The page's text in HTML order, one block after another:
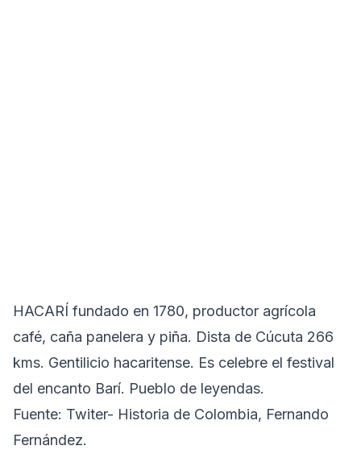
HACARÍ fundado en 1780, productor agrícola
café, caña panelera y piña. Dista de Cúcuta 266
kms. Gentilicio hacaritense. Es celebre el festival
del encanto Barí. Pueblo de leyendas.
Fuente: Twiter- Historia de Colombia, Fernando
Fernández.